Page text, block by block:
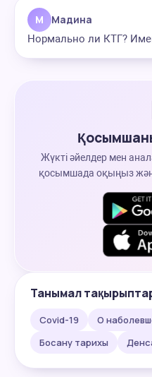
М Мадина
Нормально ли КТГ?
Жүкті әйелдер мен
қосымшада оқыңыз
Танымал
Covid-19 О
Босану тарихы